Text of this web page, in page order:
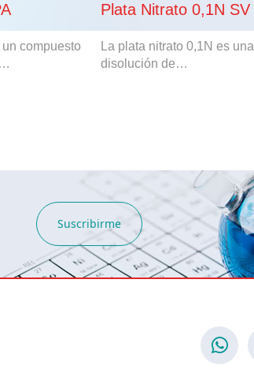
compuesto
Plata Nitrato 0,1N SV
La plata nitrato 0,1N es una
disolución de…
Suscribirme